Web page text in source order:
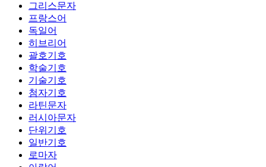
그리스문자
프랑스어
독일어
히브리어
괄호기호
학술기호
기술기호
첨자기호
라틴문자
러시아문자
단위기호
일반기호
로마자